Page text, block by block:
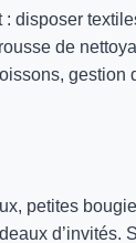
disposer
de
gestion
petites
d’invités.